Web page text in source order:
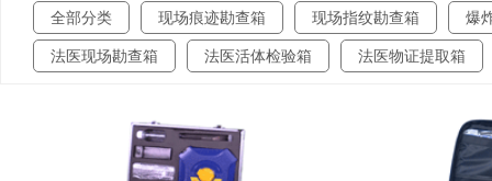
全部分类 现场痕迹勘查箱 现场指纹勘查箱 爆
法医现场勘查箱 法医活体检验箱 法医物证提取箱